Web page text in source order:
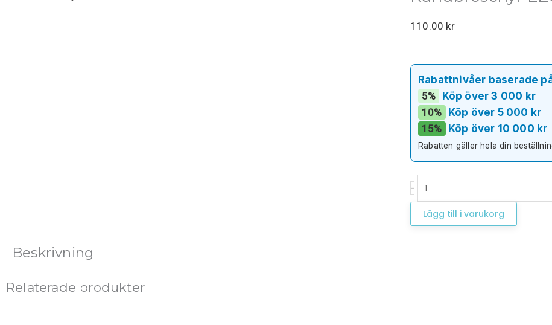
110.00 kr
Rabattnivåer baserade
5%
Köp över 3 000 kr
10%
Köp över 5 000 kr
15%
Köp över 10 000 kr
Rabatten gäller hela din
-
Kundbroschyr
EZGEL
Filler
Lägg till i varukorg
Beskrivning
Relaterade produkter